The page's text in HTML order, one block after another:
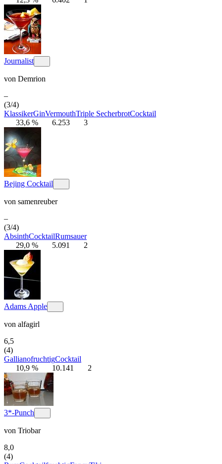
Journalist
von Demrion
–
(3/4)
KlassikerGinVermouthTriple SecherbrotCocktail
33,6 %
6.253 3
Bejing Cocktail
von samenreuber
–
(3/4)
AbsinthCocktailRumsauer
29,0 %
5.091 2
Adams Apple
von alfagirl
6,5
(4)
GallianofruchtigCocktail
10,9 %
10.141 2
3*-Punch
von Triobar
8,0
(4)